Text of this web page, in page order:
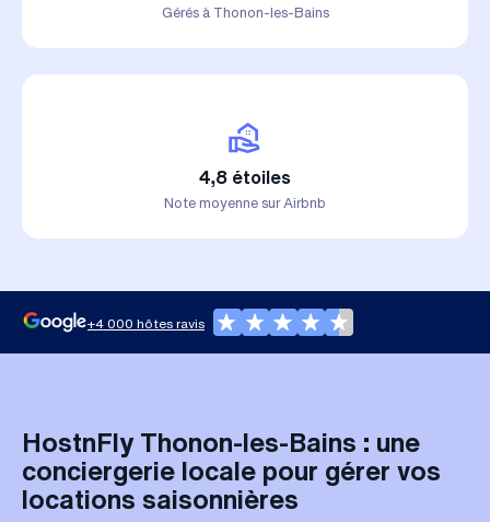
Gérés à Thonon-les-Bains
4,8 étoiles
Note moyenne sur Airbnb
+4 000 hôtes ravis
HostnFly Thonon-les-Bains : une
conciergerie locale pour gérer vos
locations saisonnières